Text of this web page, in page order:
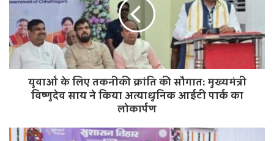
युवाओं के लिए तकनीकी क्रांति की सौगात: मुख्यमंत्री
विष्णुदेव साय ने किया अत्याधुनिक आईटी पार्क का
लोकार्पण